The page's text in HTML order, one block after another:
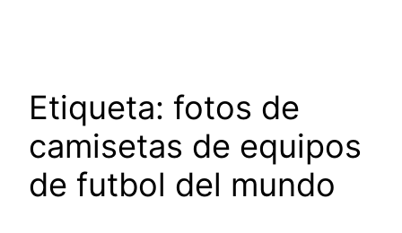
Etiqueta: fotos de
camisetas de equipos
de futbol del mundo